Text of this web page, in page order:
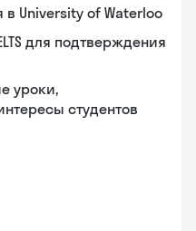
University of Waterloo
для подтверждения
уроки,
студентов